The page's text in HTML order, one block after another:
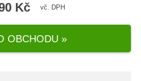
Kč vč. DPH
OBCHODU »